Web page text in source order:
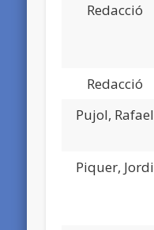
Redacció
Redacció
Pujol, Rafael
Piquer, Jordi